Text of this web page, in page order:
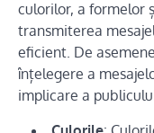
culorilor, a formelor
transmiterea
eficient. De
înțelegere a
implicare a